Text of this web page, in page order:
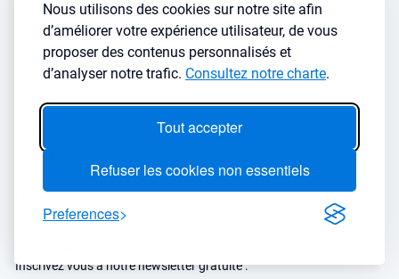
Nous utilisons des cookies sur notre site afin
d’améliorer votre expérience utilisateur, de vous
proposer des contenus personnalisés et
d’analyser notre trafic. Consultez notre charte.
Tout accepter
Refuser les cookies non essentiels
Preferences
Analyse de ville
Blog investissement
Offres professionnels
Guides
Guide immobilier
Gestion locative
Finance de l'immobilier
Simulateurs immobilier
Inscrivez vous à notre newsletter gratuite :